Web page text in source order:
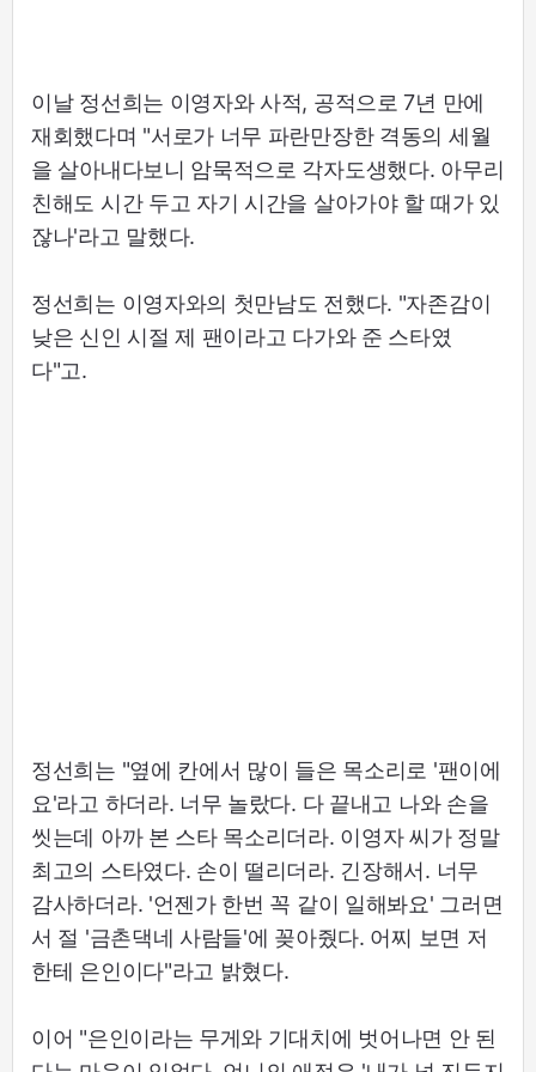
이날 정선희는 이영자와 사적, 공적으로 7년 만에
재회했다며 "서로가 너무 파란만장한 격동의 세월
을 살아내다보니 암묵적으로 각자도생했다. 아무리
친해도 시간 두고 자기 시간을 살아가야 할 때가 있
잖나'라고 말했다.
정선희는 이영자와의 첫만남도 전했다. "자존감이
낮은 신인 시절 제 팬이라고 다가와 준 스타였
다"고.
정선희는 "옆에 칸에서 많이 들은 목소리로 '팬이에
요'라고 하더라. 너무 놀랐다. 다 끝내고 나와 손을
씻는데 아까 본 스타 목소리더라. 이영자 씨가 정말
최고의 스타였다. 손이 떨리더라. 긴장해서. 너무
감사하더라. '언젠가 한번 꼭 같이 일해봐요' 그러면
서 절 '금촌댁네 사람들'에 꽂아줬다. 어찌 보면 저
한테 은인이다"라고 밝혔다.
이어 "은인이라는 무게와 기대치에 벗어나면 안 된